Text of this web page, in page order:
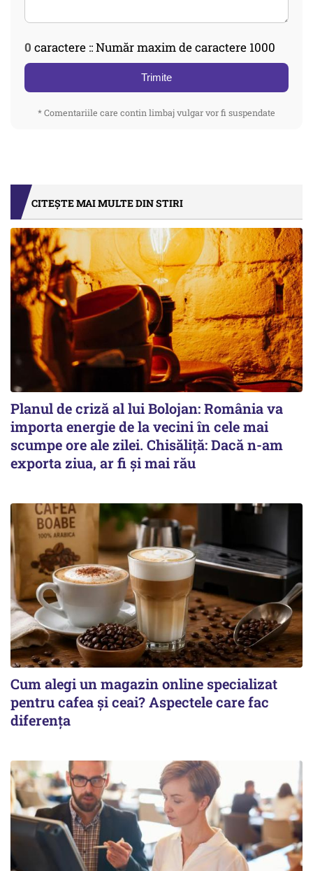
0 caractere :: Număr maxim de caractere 1000
Trimite
* Comentariile care contin limbaj vulgar vor fi suspendate
CITEȘTE MAI MULTE DIN STIRI
Planul de criză al lui Bolojan: România va
importa energie de la vecini în cele mai
scumpe ore ale zilei. Chisăliță: Dacă n-am
exporta ziua, ar fi și mai rău
Cum alegi un magazin online specializat
pentru cafea și ceai? Aspectele care fac
diferența